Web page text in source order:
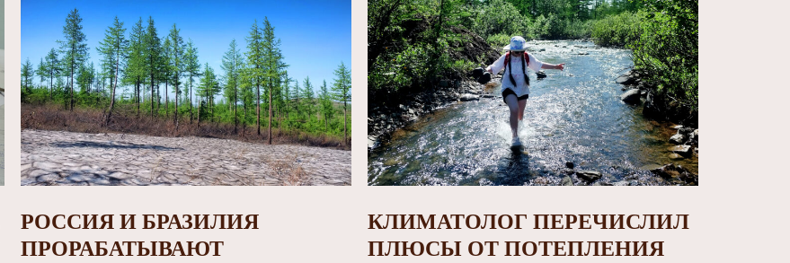
РОССИЯ И БРАЗИЛИЯ
ПРОРАБАТЫВАЮТ
КЛИМАТОЛОГ ПЕРЕЧИСЛИЛ
ПЛЮСЫ ОТ ПОТЕПЛЕНИЯ